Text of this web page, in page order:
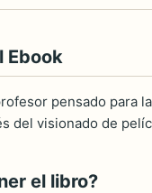
Ebook
pensado para
del visionado de
el libro?